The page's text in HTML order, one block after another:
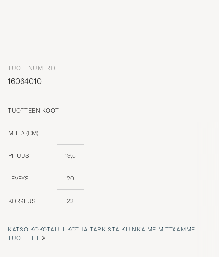
TUOTENUMERO
16064010
TUOTTEEN KOOT
MITTA (CM)
PITUUS 19,5
LEVEYS 20
KORKEUS 22
KATSO KOKOTAULUKOT JA TARKISTA KUINKA ME MITTAAMME
TUOTTEET »